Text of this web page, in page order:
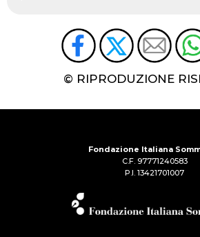
© RIPRODUZIONE
Fondazione Italiana
C.F. 97771240583
P.I. 13421701007